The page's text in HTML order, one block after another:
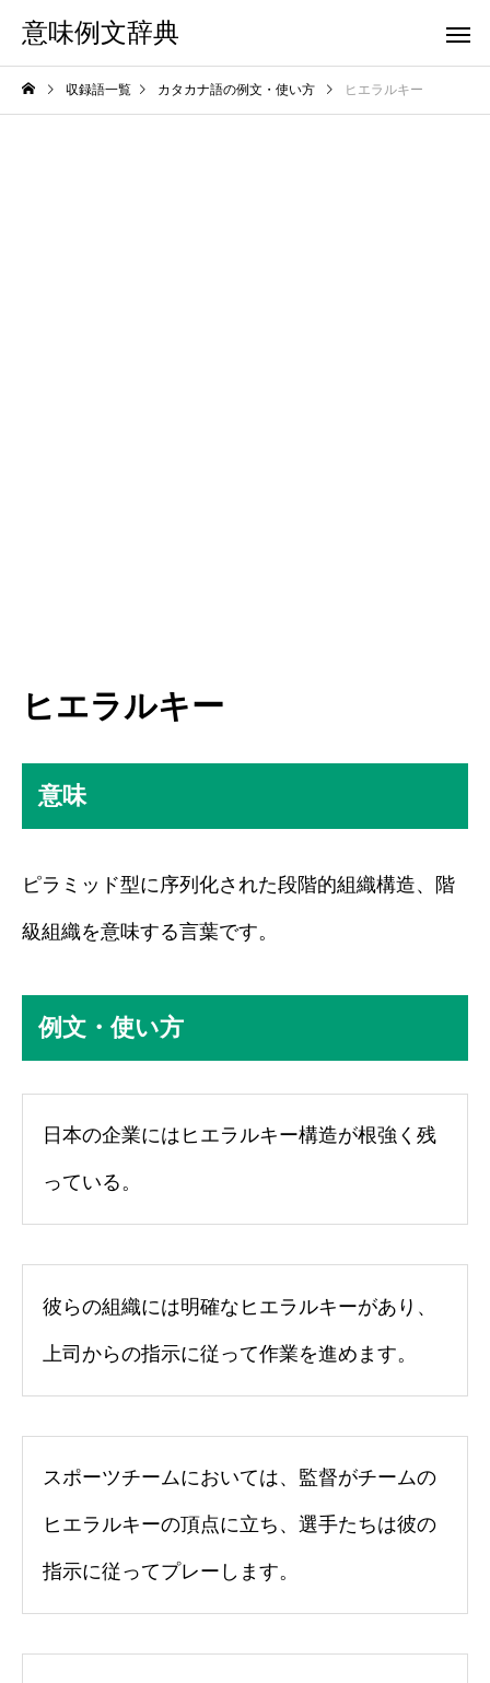
意味例文辞典
収録語一覧 カタカナ語の例文・使い方 ヒエラルキー
ヒエラルキー
意味
ピラミッド型に序列化された段階的組織構造、階
級組織を意味する言葉です。
例文・使い方
日本の企業にはヒエラルキー構造が根強く残
っている。
彼らの組織には明確なヒエラルキーがあり、
上司からの指示に従って作業を進めます。
スポーツチームにおいては、監督がチームの
ヒエラルキーの頂点に立ち、選手たちは彼の
指示に従ってプレーします。